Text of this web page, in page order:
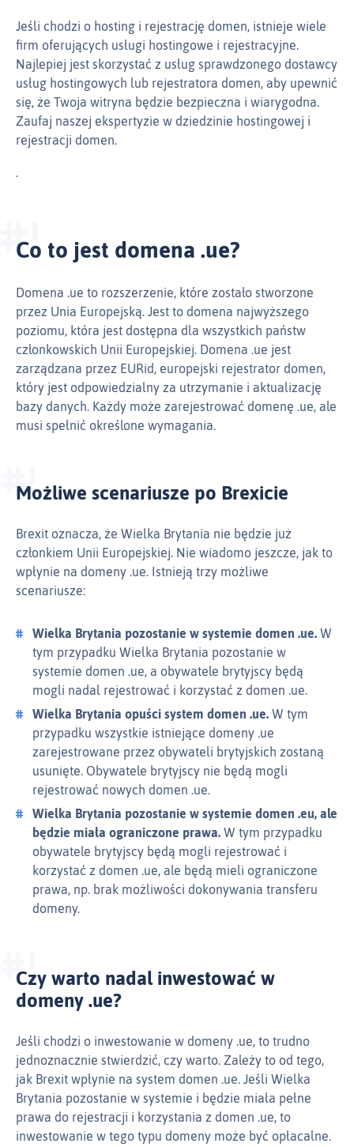
Jeśli chodzi o hosting i rejestrację domen, istnieje wiele
firm oferujących usługi hostingowe i rejestracyjne.
Najlepiej jest skorzystać z usług sprawdzonego dostawcy
usług hostingowych lub rejestratora domen, aby upewnić
się, że Twoja witryna będzie bezpieczna i wiarygodna.
Zaufaj naszej ekspertyzie w dziedzinie hostingowej i
rejestracji domen.
.
Co to jest domena .ue?
Domena .ue to rozszerzenie, które zostało stworzone
przez Unia Europejską. Jest to domena najwyższego
poziomu, która jest dostępna dla wszystkich państw
członkowskich Unii Europejskiej. Domena .ue jest
zarządzana przez EURid, europejski rejestrator domen,
który jest odpowiedzialny za utrzymanie i aktualizację
bazy danych. Każdy może zarejestrować domenę .ue, ale
musi spełnić określone wymagania.
Możliwe scenariusze po Brexicie
Brexit oznacza, że Wielka Brytania nie będzie już
członkiem Unii Europejskiej. Nie wiadomo jeszcze, jak to
wpłynie na domeny .ue. Istnieją trzy możliwe
scenariusze:
Wielka Brytania pozostanie w systemie domen .ue. W
tym przypadku Wielka Brytania pozostanie w
systemie domen .ue, a obywatele brytyjscy będą
mogli nadal rejestrować i korzystać z domen .ue.
Wielka Brytania opuści system domen .ue. W tym
przypadku wszystkie istniejące domeny .ue
zarejestrowane przez obywateli brytyjskich zostaną
usunięte. Obywatele brytyjscy nie będą mogli
rejestrować nowych domen .ue.
Wielka Brytania pozostanie w systemie domen .eu, ale
będzie miała ograniczone prawa. W tym przypadku
obywatele brytyjscy będą mogli rejestrować i
korzystać z domen .ue, ale będą mieli ograniczone
prawa, np. brak możliwości dokonywania transferu
domeny.
Czy warto nadal inwestować w
domeny .ue?
Jeśli chodzi o inwestowanie w domeny .ue, to trudno
jednoznacznie stwierdzić, czy warto. Zależy to od tego,
jak Brexit wpłynie na system domen .ue. Jeśli Wielka
Brytania pozostanie w systemie i będzie miała pełne
prawa do rejestracji i korzystania z domen .ue, to
inwestowanie w tego typu domeny może być opłacalne.